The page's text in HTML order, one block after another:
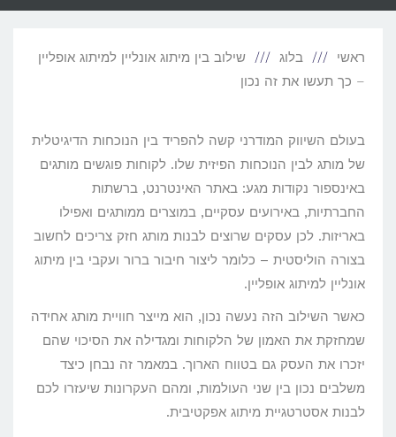
ראשי בלוג
שילוב בין מיתוג אונליין למיתוג אופליין
– כך תעשו את זה נכון
בעולם השיווק המודרני קשה להפריד בין הנוכחות הדיגיטלית
של מותג לבין הנוכחות הפיזית שלו. לקוחות פוגשים מותגים
באינספור נקודות מגע: באתר האינטרנט, ברשתות
החברתיות, באירועים עסקיים, במוצרים ממותגים ואפילו
באריזות. לכן עסקים שרוצים לבנות מותג חזק צריכים לחשוב
בצורה הוליסטית – כלומר ליצור חיבור ברור ועקבי בין מיתוג
אונליין למיתוג אופליין.
כאשר השילוב הזה נעשה נכון, הוא מייצר חוויית מותג אחידה
שמחזקת את האמון של הלקוחות ומגדילה את הסיכוי שהם
יזכרו את העסק גם בטווח הארוך. במאמר זה נבחן כיצד
משלבים נכון בין שני העולמות, ומהם העקרונות שיעזרו לכם
לבנות אסטרטגיית מיתוג אפקטיבית.